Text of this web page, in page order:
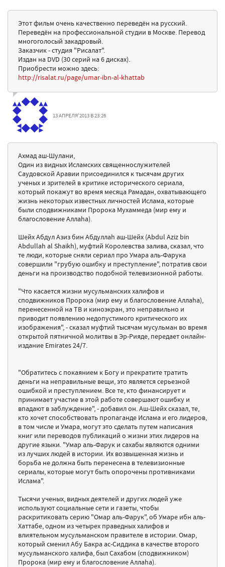
Этот фильм очень качественно переведён на русский.
Переведён на профессиональной студии в Москве. Перевод
многоголосый закадровый.
Заказчик - студия "Рисалат".
Издан на DVD (30 серий на 6 дисках).
Приобрести можно здесь:
http://risalat.ru/page/umar-ibn-al-khattab
13 АПРЕЛЯ'2013 В 23:26
Ахмад аш-Шулани,
Один из видных Исламских священнослужителей
Саудовской Аравии присоединился к тысячам других
ученых и зрителей в критике исторического сериала,
который покажут во время месяца Рамадан, охватывающего
жизнь некоторых известных личностей Ислама, которые
были сподвижниками Пророка Мухаммеда (мир ему и
благословение Аллаhа).
Шейх Абдул Азиз бин Абдуллаh аш-Шейх (Abdul Aziz bin
Abdullah al Shaikh), муфтий Королевства залива, сказал, что
те люди, которые сняли сериал про Умара аль-Фарука
совершили "грубую ошибку и преступление", потратив свои
деньги на производство подобной телевизионной работы.
"Что касается жизни мусульманских халифов и
сподвижников Пророка (мир ему и благословение Аллаhа),
перенесенной на ТВ и киноэкран, это неправильно и
приводит появлению недопустимого критического их
изображения", - сказал муфтий тысячам мусульман во время
открытой пятничной молитвы в Эр-Рияде, передает онлайн-
издание Emirates 24/7.
"Обратитесь с покаянием к Богу и прекратите тратить
деньги на неправильные вещи, это является серьезной
ошибкой и преступлением. Все те, кто финансирует и
принимает участие в этой работе совершают ошибку и
впадают в заблуждение", - добавил он. Аш-Шейх сказал, те,
кто хочет способствовать пропаганде Ислама и его лидеров,
в том числе и Умара, могут это сделать путем написания
книг или переводов публикаций о жизни этих лидеров на
другие языки. "Умар аль-Фарук и сахабы являются одними
из лучших людей в истории. Их возвышенная жизнь и
борьба не должна быть перенесена в телевизионные
сериалы, которые могут быть опорочены противниками
Ислама".
Тысячи ученых, видных деятелей и других людей уже
используют социальные сети и газеты, чтобы
раскритиковать серию "Омар аль-Фарук", об Умаре ибн аль-
Хаттабе, одном из четырех праведных халифов и
влиятельном мусульманском правителе в истории. Омар,
который сменил Абу Бакра ас-Сиддика в качестве второго
мусульманского халифа, был Сахабом (сподвижником)
Пророка (мир ему и благословение Аллаhа).